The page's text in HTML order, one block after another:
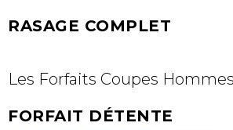
RASAGE COMPLET
Les Forfaits Coupes Hommes
FORFAIT DÉTENTE